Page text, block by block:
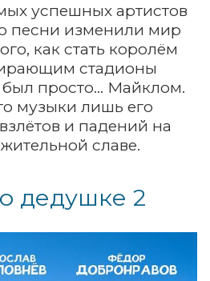
успешных артистов
песни изменили мир
как стать королём
стадионы
просто... Майклом.
музыки лишь его
и падений на
славе.
дедушке 2